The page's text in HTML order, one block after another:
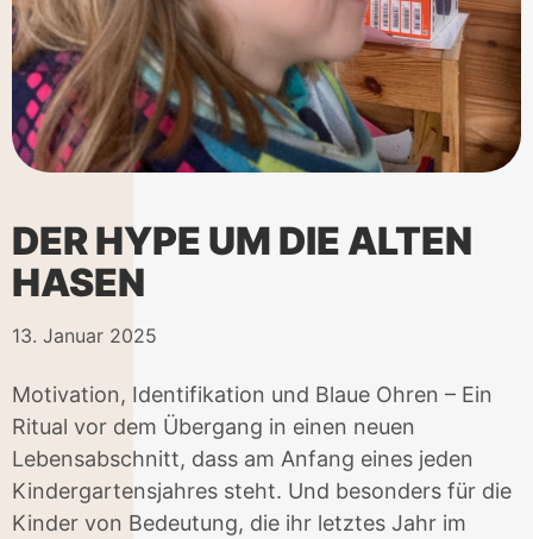
DER HYPE UM DIE ALTEN
HASEN
13. Januar 2025
Motivation, Identifikation und Blaue Ohren – Ein
Ritual vor dem Übergang in einen neuen
Lebensabschnitt, dass am Anfang eines jeden
Kindergartensjahres steht. Und besonders für die
Kinder von Bedeutung, die ihr letztes Jahr im